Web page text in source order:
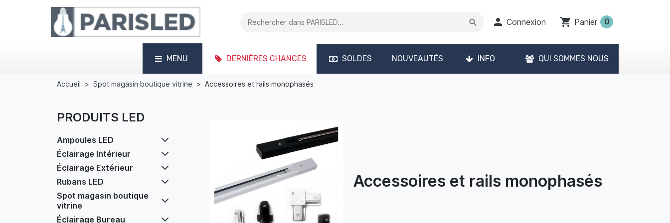
search  Connexion shopping_cart Panier 0
MENU DERNIÈRES CHANCES SOLDES NOUVEAUTÉS INFO QUI SOMMES NOUS
Accueil Spot magasin boutique vitrine Accessoires et rails monophasés
PRODUITS LED
Ampoules LED
Éclairage Intérieur
Éclairage Extérieur
Rubans LED
Spot magasin boutique
vitrine
Éclairage Bureau
Accessoires et rails monophasés